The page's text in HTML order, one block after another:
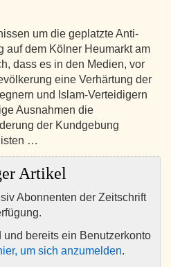
um die geplatzte Anti-
auf dem Kölner Heumarkt am
dass es in den Medien, vor
eine Verhärtung der
und Islam-Verteidigern
Ausnahmen die
der Kundgebung
…
Artikel
Abonnenten der Zeitschrift
bereits ein Benutzerkonto
um sich anzumelden.